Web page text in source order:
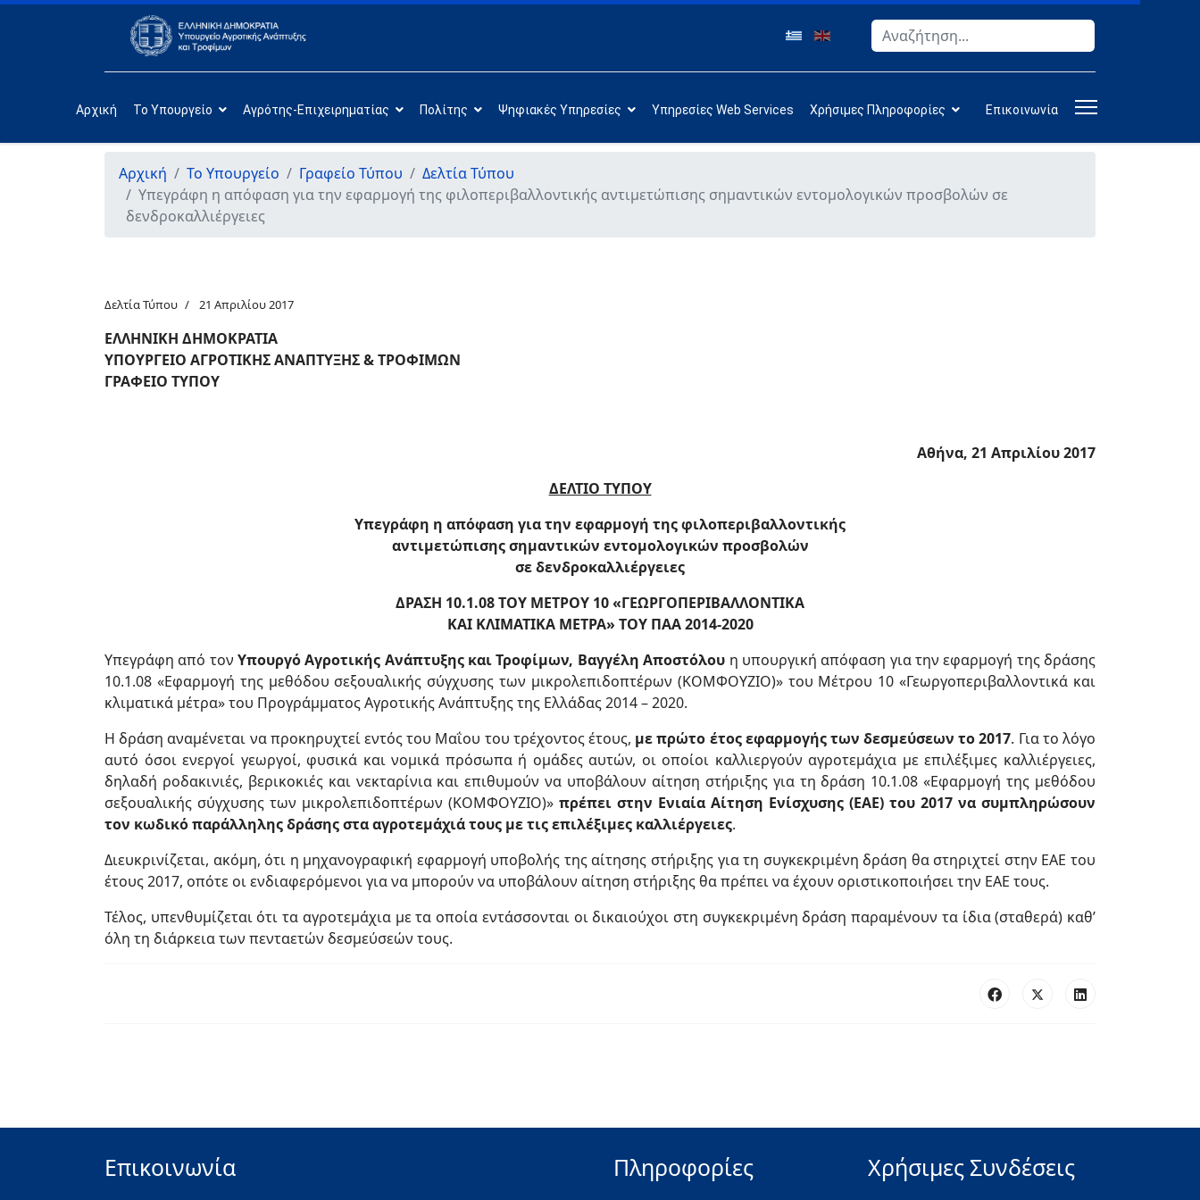
Αναζήτηση
Αρχική Το Υπουργείο Αγρότης-Επιχειρηματίας Πολίτης Ψηφιακές Υπηρεσίες Υπηρεσίες Web Services Χρήσιμες Πληροφορίες Επικοινωνία
Αρχική Το Υπουργείο Γραφείο Τύπου
Δελτία Τύπου
Υπεγράφη η απόφαση για την εφαρμογή της φιλοπεριβαλλοντικής αντιμετώπισης σημαντικών εντομολογικών προσβολών σε
δενδροκαλλιέργειες
Δελτία Τύπου 21 Απριλίου 2017
ΕΛΛΗΝΙΚΗ ΔΗΜΟΚΡΑΤΙΑ
ΥΠΟΥΡΓΕΙΟ ΑΓΡΟΤΙΚΗΣ ΑΝΑΠΤΥΞΗΣ & ΤΡΟΦΙΜΩΝ
ΓΡΑΦΕΙΟ ΤΥΠΟΥ
Αθήνα, 21 Απριλίου 2017
ΔΕΛΤΙΟ ΤΥΠΟΥ
Υπεγράφη η απόφαση για την εφαρμογή της φιλοπεριβαλλοντικής
αντιμετώπισης σημαντικών εντομολογικών προσβολών
σε δενδροκαλλιέργειες
ΔΡΑΣΗ 10.1.08 ΤΟΥ ΜΕΤΡΟΥ 10 «ΓΕΩΡΓΟΠΕΡΙΒΑΛΛΟΝΤΙΚΑ
ΚΑΙ ΚΛΙΜΑΤΙΚΑ ΜΕΤΡΑ» ΤΟΥ ΠΑΑ 2014-2020
Υπεγράφη από τον Υπουργό Αγροτικής Ανάπτυξης και Τροφίμων, Βαγγέλη Αποστόλου η υπουργική απόφαση για την εφαρμογή της δράσης
10.1.08 «Εφαρμογή της μεθόδου σεξουαλικής σύγχυσης των μικρολεπιδoπτέρων (ΚΟΜΦΟΥΖΙΟ)» του Μέτρου 10 «Γεωργοπεριβαλλοντικά και
κλιματικά μέτρα» του Προγράμματος Αγροτικής Ανάπτυξης της Ελλάδας 2014 – 2020.
Η δράση αναμένεται να προκηρυχτεί εντός του Μαΐου του τρέχοντος έτους, μεπρώτο έτος εφαρμογής των δεσμεύσεων το 2017. Για το λόγο
αυτό όσοι ενεργοί γεωργοί, φυσικά και νομικά πρόσωπα ή ομάδες αυτών, οι οποίοι καλλιεργούν αγροτεμάχια με επιλέξιμες καλλιέργειες,
δηλαδή ροδακινιές, βερικοκιές και νεκταρίνια και επιθυμούν να υποβάλουν αίτηση στήριξης για τη δράση 10.1.08 «Εφαρμογή της μεθόδου
σεξουαλικής σύγχυσης των μικρολεπιδoπτέρων (ΚΟΜΦΟΥΖΙΟ)» πρέπει στην Ενιαία Αίτηση Ενίσχυσης (ΕΑΕ) του 2017 να συμπληρώσουν
τον κωδικό παράλληλης δράσης στα αγροτεμάχιά τους με τις επιλέξιμες καλλιέργειες.
Διευκρινίζεται, ακόμη, ότι η μηχανογραφική εφαρμογή υποβολής της αίτησης στήριξης για τη συγκεκριμένη δράση θα στηριχτεί στην ΕΑΕ του
έτους 2017, οπότε οι ενδιαφερόμενοι για να μπορούν να υποβάλουν αίτηση στήριξης θα πρέπει να έχουν οριστικοποιήσει την ΕΑΕ τους.
Τέλος, υπενθυμίζεται ότι τα αγροτεμάχια με τα οποία εντάσσονται οι δικαιούχοι στη συγκεκριμένη δράση παραμένουν τα ίδια (σταθερά) καθ’
όλη τη διάρκεια των πενταετών δεσμεύσεών τους.
Επικοινωνία Πληροφορίες Χρήσιμες Συνδέσεις